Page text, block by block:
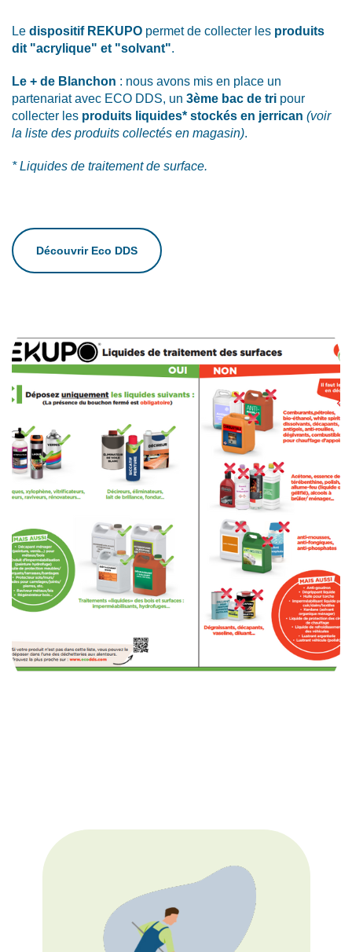
Le dispositif REKUPO permet de collecter les produits
dit "acrylique" et "solvant".
Le + de Blanchon : nous avons mis en place un
partenariat avec ECO DDS, un 3ème bac de tri pour
collecter les produits liquides* stockés en jerrican (voir
la liste des produits collectés en magasin).
* Liquides de traitement de surface.
Découvrir Eco DDS